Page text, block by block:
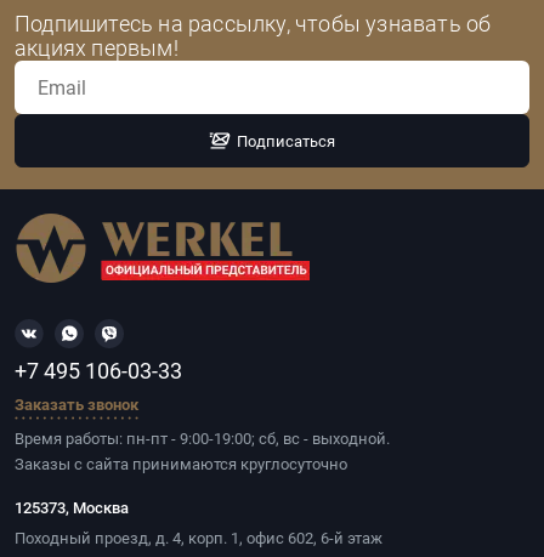
Подпишитесь на рассылку, чтобы узнавать об
акциях первым!
Подписаться
+7 495 106-03-33
Заказать звонок
Время работы: пн-пт - 9:00-19:00; сб, вс - выходной.
Заказы с сайта принимаются круглосуточно
125373, Москва
Походный проезд, д. 4, корп. 1, офис 602, 6-й этаж